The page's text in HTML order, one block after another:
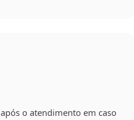
o atendimento em caso